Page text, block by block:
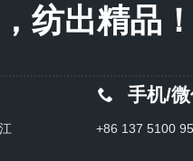
纺出精品
手机/
+86 137 5100